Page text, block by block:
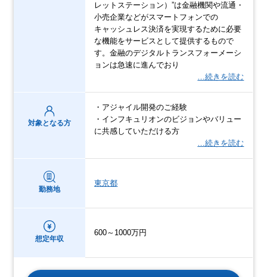
レットステーション）”は金融機関や流通・
小売企業などがスマートフォンでの
キャッシュレス決済を実現するために必要
な機能をサービスとして提供するもので
す。金融のデジタルトランスフォーメーシ
ョンは急速に進んでおり
…続きを読む
対象となる方
・アジャイル開発のご経験
・インフキュリオンのビジョンやバリュー
に共感していただける方
…続きを読む
勤務地
東京都
想定年収
600～1000万円